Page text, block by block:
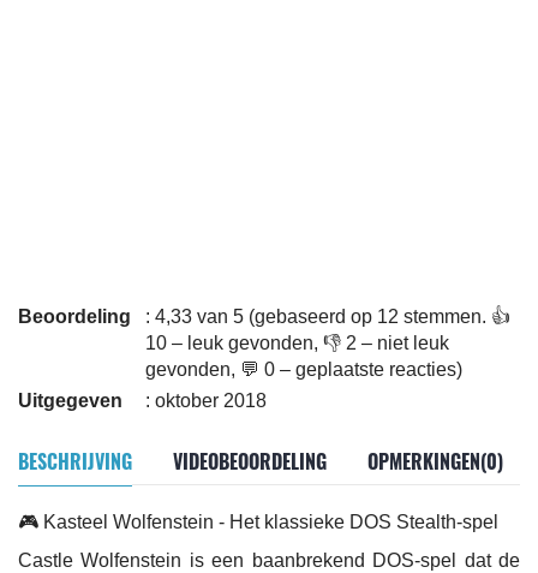
Beoordeling
: 4,33 van 5 (gebaseerd op 12 stemmen. 👍
10 – leuk gevonden, 👎 2 – niet leuk
gevonden, 💬 0 – geplaatste reacties)
Uitgegeven
: oktober 2018
BESCHRIJVING VIDEOBEOORDELING OPMERKINGEN(0)
🎮 Kasteel Wolfenstein - Het klassieke DOS Stealth-spel
Castle Wolfenstein is een baanbrekend DOS-spel dat de